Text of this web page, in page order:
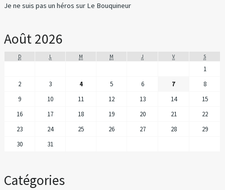
Je ne suis pas un héros sur Le Bouquineur
Août 2026
D L M M J V S
1
2
3 4 5 6 7
8
9
10 11 12 13 14
15
16
17 18 19 20 21
22
23
24 25 26 27 28
29
30
31
Catégories